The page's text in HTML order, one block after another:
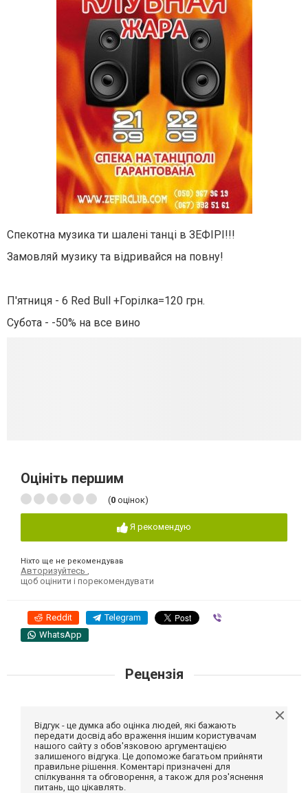
Спекотна музика ти шалені танці в ЗЕФІРІ!!!
Замовляй музику та відривайся на повну!
П'ятниця - 6 Red Bull +Горілка=120 грн.
Субота - -50% на все вино
Оцініть першим
(0 оцінок)
Я рекомендую
Ніхто ще не рекомендував
Авторизуйтесь
щоб оцінити і порекомендувати
Reddit Telegram
WhatsApp
Рецензія
Відгук - це думка або оцінка людей, які бажають
передати досвід або враження іншим користувачам
нашого сайту з обов'язковою аргументацією
залишеного відгука. Це допоможе багатьом прийняти
правильне рішення. Коментарі призначені для
спілкування та обговорення, а також для роз'яснення
питань, що цікавлять.